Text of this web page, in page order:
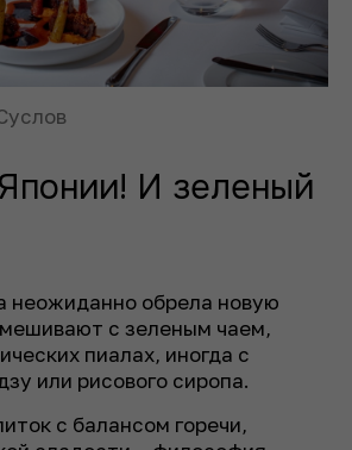
И зеленый
неожиданно обрела новую
с зеленым чаем,
пиалах, иногда с
или рисового сиропа.
с балансом горечи,